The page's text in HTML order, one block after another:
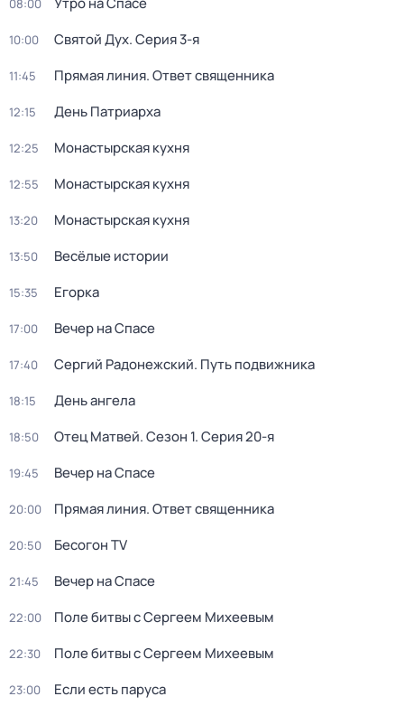
08:00
10:00 Святой Дух. Серия 3-я
11:45 Прямая линия. Ответ священника
12:15 День Патриарха
12:25 Монастырская кухня
12:55 Монастырская кухня
13:20 Монастырская кухня
13:50 Весёлые истории
15:35 Егорка
17:00 Вечер на Спасе
17:40 Сергий Радонежский. Путь подвижника
18:15 День ангела
18:50 Отец Матвей. Сезон 1. Серия 20-я
19:45 Вечер на Спасе
20:00 Прямая линия. Ответ священника
20:50 Бесогон TV
21:45 Вечер на Спасе
22:00 Поле битвы с Сергеем Михеевым
22:30 Поле битвы с Сергеем Михеевым
23:00 Если есть паруса